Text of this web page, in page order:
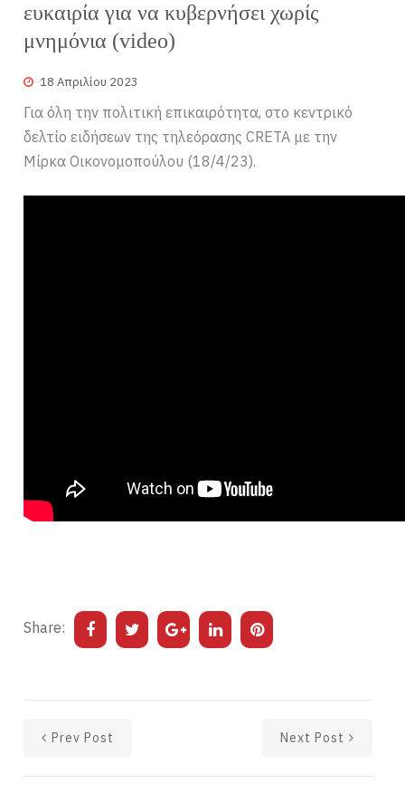
ευκαιρία για να κυβερνήσει χωρίς
μνημόνια (video)
18 Απριλίου 2023
Για όλη την πολιτική επικαιρότητα, στο κεντρικό
δελτίο ειδήσεων της τηλεόρασης CRETA με την
Μίρκα Οικονομοπούλου (18/4/23).
Share:
Prev Post Next Post